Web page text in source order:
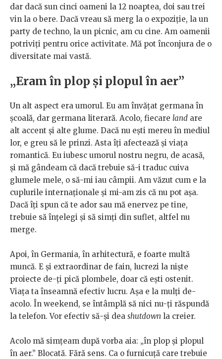
dar dacă sun cinci oameni la 12 noaptea, doi sau trei
vin la o bere. Dacă vreau să merg la o expoziție, la un
party de techno, la un picnic, am cu cine. Am oamenii
potriviți pentru orice activitate. Mă pot înconjura de o
diversitate mai vastă.
„Eram în plop și plopul în aer”
Un alt aspect era umorul. Eu am învățat germana în
școală, dar germana literară. Acolo, fiecare land are
alt accent și alte glume. Dacă nu ești mereu în mediul
lor, e greu să le prinzi. Asta îți afectează și viața
romantică. Eu iubesc umorul nostru negru, de acasă,
și mă gândeam că dacă trebuie să-i traduc cuiva
glumele mele, o să-mi iau câmpii. Am văzut cum e la
cuplurile internaționale și mi-am zis că nu pot așa.
Dacă îți spun că te ador sau mă enervez pe tine,
trebuie să înțelegi și să simți din suflet, altfel nu
merge.
Apoi, în Germania, în arhitectură, e foarte multă
muncă. E și extraordinar de fain, lucrezi la niște
proiecte de-ți pică plombele, doar că ești ostenit.
Viața ta înseamnă efectiv lucru. Așa e la mulți de-
acolo. În weekend, se întâmplă să nici nu-ți răspundă
la telefon. Vor efectiv să-și dea shutdown la creier.
Acolo mă simțeam după vorba aia: „în plop și plopul
în aer.” Blocată. Fără sens. Ca o furnicuță care trebuie